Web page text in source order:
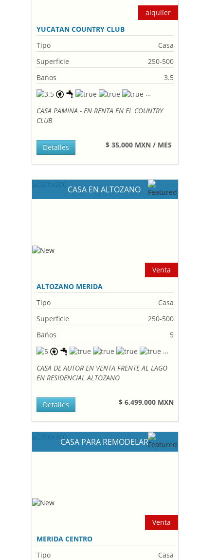
alquiler
YUCATAN COUNTRY CLUB
Tipo
Casa
Superficie
250-500
Bańos
3.5
CASA PAMINA - EN RENTA EN EL COUNTRY
CLUB
$ 35,000 MXN / MES
Detalles
CASA EN ALTOZANO
Venta
ALTOZANO MERIDA
Tipo
Casa
Superficie
250-500
Bańos
5
CASA DE AUTOR EN VENTA FRENTE AL LAGO
EN RESIDENCIAL ALTOZANO
$ 6,499,000 MXN
Detalles
CASA PARA REMODELAR
Venta
MERIDA CENTRO
Tipo
Casa